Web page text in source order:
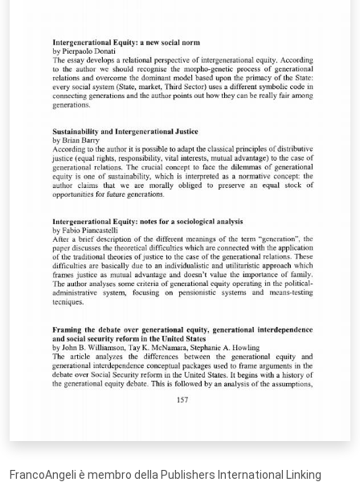
FrancoAngeli è membro della Publishers International Linking